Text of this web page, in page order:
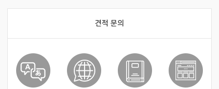
견적 문의